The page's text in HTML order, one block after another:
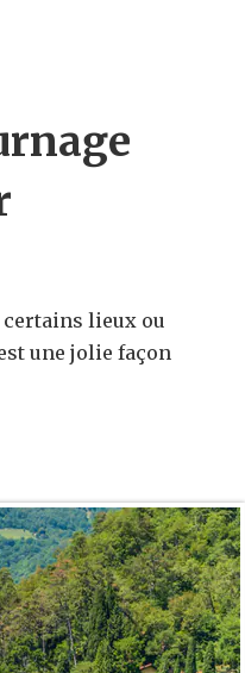
certains lieux ou
une jolie façon